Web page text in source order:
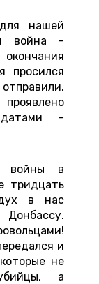
нашей
война –
просился
–
войны в
тридцать
в нас
и
не
а